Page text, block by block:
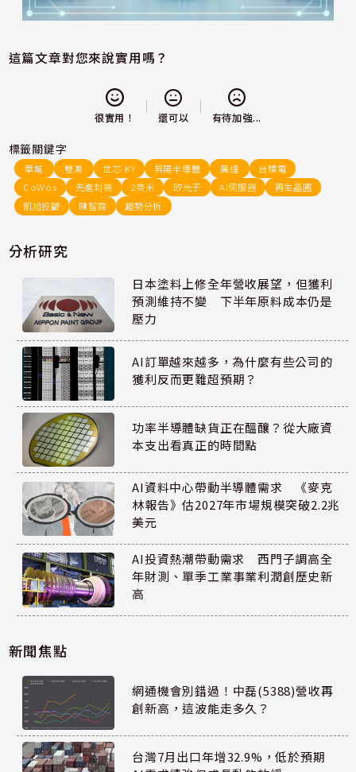
這篇文章對您來說實用嗎？
很實用！ 還可以 有待加強...
標籤關鍵字
華城 雙鴻 世芯-KY 昇陽半導體 廣達
台積電
CoWos
先進封裝 2奈米 矽光子 AI伺服器
再生晶圓
凱旭投顧
陳智霖 趨勢分析
分析研究
日本塗料上修全年營收展望，但獲利
預測維持不變 下半年原料成本仍是
壓力
AI訂單越來越多，為什麼有些公司的
獲利反而更難超預期？
功率半導體缺貨正在醞釀？從大廠資
本支出看真正的時間點
AI資料中心帶動半導體需求 《麥克
林報告》估2027年市場規模突破2.2兆
美元
AI投資熱潮帶動需求 西門子調高全
年財測、單季工業事業利潤創歷史新
高
新聞焦點
網通機會別錯過！中磊(5388)營收再
創新高，這波能走多久？
台灣7月出口年增32.9%，低於預期